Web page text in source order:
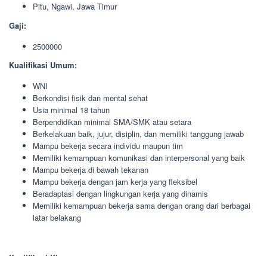
Pitu, Ngawi, Jawa Timur
Gaji:
2500000
Kualifikasi Umum:
WNI
Berkondisi fisik dan mental sehat
Usia minimal 18 tahun
Berpendidikan minimal SMA/SMK atau setara
Berkelakuan baik, jujur, disiplin, dan memiliki tanggung jawab
Mampu bekerja secara individu maupun tim
Memiliki kemampuan komunikasi dan interpersonal yang baik
Mampu bekerja di bawah tekanan
Mampu bekerja dengan jam kerja yang fleksibel
Beradaptasi dengan lingkungan kerja yang dinamis
Memiliki kemampuan bekerja sama dengan orang dari berbagai
latar belakang